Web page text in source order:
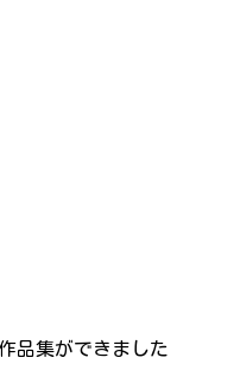
品集ができました